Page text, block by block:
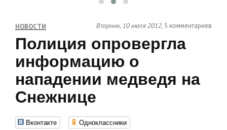
НОВОСТИ Вторник, 10 июля 2012, 5 комментариев
Полиция опровергла
информацию о
нападении медведя на
Снежнице
Вконтакте Одноклассники